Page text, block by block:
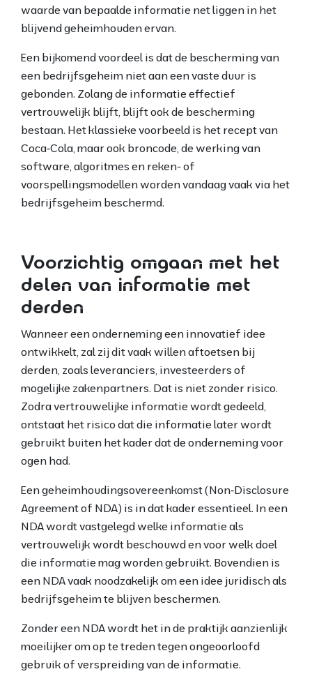
waarde van bepaalde informatie net liggen in het
blijvend geheimhouden ervan.
Een bijkomend voordeel is dat de bescherming van
een bedrijfsgeheim niet aan een vaste duur is
gebonden. Zolang de informatie effectief
vertrouwelijk blijft, blijft ook de bescherming
bestaan. Het klassieke voorbeeld is het recept van
Coca‑Cola, maar ook broncode, de werking van
software, algoritmes en reken- of
voorspellingsmodellen worden vandaag vaak via het
bedrijfsgeheim beschermd.
Voorzichtig omgaan met het
delen van informatie met
derden
Wanneer een onderneming een innovatief idee
ontwikkelt, zal zij dit vaak willen aftoetsen bij
derden, zoals leveranciers, investeerders of
mogelijke zakenpartners. Dat is niet zonder risico.
Zodra vertrouwelijke informatie wordt gedeeld,
ontstaat het risico dat die informatie later wordt
gebruikt buiten het kader dat de onderneming voor
ogen had.
Een geheimhoudingsovereenkomst (Non‑Disclosure
Agreement of NDA) is in dat kader essentieel. In een
NDA wordt vastgelegd welke informatie als
vertrouwelijk wordt beschouwd en voor welk doel
die informatie mag worden gebruikt. Bovendien is
een NDA vaak noodzakelijk om een idee juridisch als
bedrijfsgeheim te blijven beschermen.
Zonder een NDA wordt het in de praktijk aanzienlijk
moeilijker om op te treden tegen ongeoorloofd
gebruik of verspreiding van de informatie.